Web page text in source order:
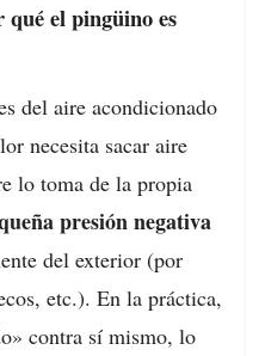
el pingüino es
del aire acondicionado
necesita sacar aire
lo toma de la propia
presión negativa
del exterior (por
etc.). En la práctica,
contra sí mismo, lo